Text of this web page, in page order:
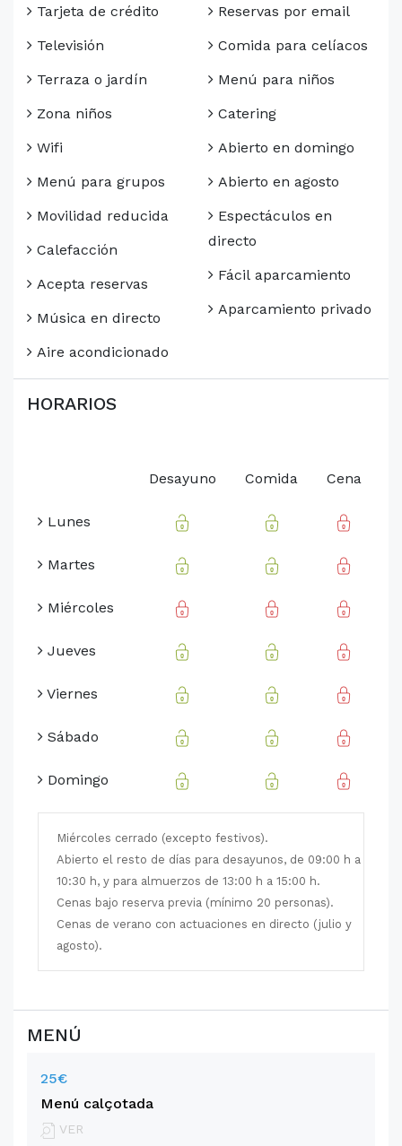
Tarjeta de crédito
Televisión
Terraza o jardín
Zona niños
Wifi
Menú para grupos
Movilidad reducida
Calefacción
Acepta reservas
Música en directo
Aire acondicionado
Reservas por email
Comida para celíacos
Menú para niños
Catering
Abierto en domingo
Abierto en agosto
Espectáculos en
directo
Fácil aparcamiento
Aparcamiento privado
HORARIOS
Desayuno Comida Cena
Lunes
Martes
Miércoles
Jueves
Viernes
Sábado
Domingo
Miércoles cerrado (excepto festivos).
Abierto el resto de días para desayunos, de 09:00 h a
10:30 h, y para almuerzos de 13:00 h a 15:00 h.
Cenas bajo reserva previa (mínimo 20 personas).
Cenas de verano con actuaciones en directo (julio y
agosto).
MENÚ
25€
Menú calçotada
VER